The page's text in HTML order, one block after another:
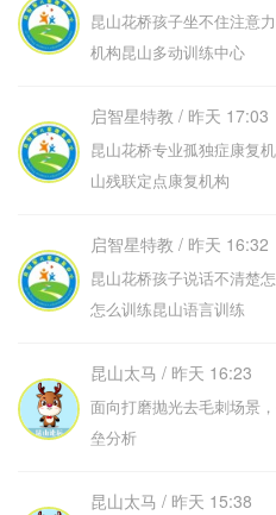
昆山花桥孩子坐不住注意
机构昆山多动训练中心
启智星特教 / 昨天 17:03
昆山花桥专业孤独症康复
山残联定点康复机构
启智星特教 / 昨天 16:32
昆山花桥孩子说话不清楚
怎么训练昆山语言训练
昆山太马 / 昨天 16:23
面向打磨抛光去毛刺场景
垒分析
昆山太马 / 昨天 15:38